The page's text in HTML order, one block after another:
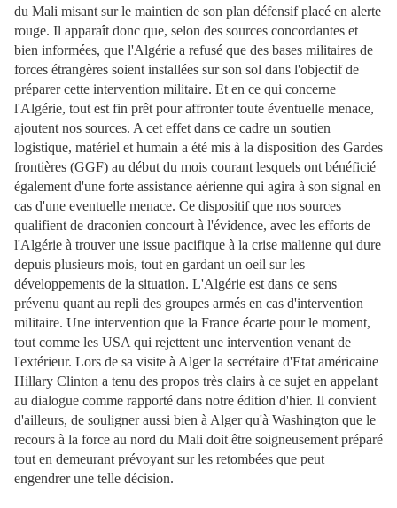
du Mali misant sur le maintien de son plan défensif placé en alerte
rouge. Il apparaît donc que, selon des sources concordantes et
bien informées, que l'Algérie a refusé que des bases militaires de
forces étrangères soient installées sur son sol dans l'objectif de
préparer cette intervention militaire. Et en ce qui concerne
l'Algérie, tout est fin prêt pour affronter toute éventuelle menace,
ajoutent nos sources. A cet effet dans ce cadre un soutien
logistique, matériel et humain a été mis à la disposition des Gardes
frontières (GGF) au début du mois courant lesquels ont bénéficié
également d'une forte assistance aérienne qui agira à son signal en
cas d'une eventuelle menace. Ce dispositif que nos sources
qualifient de draconien concourt à l'évidence, avec les efforts de
l'Algérie à trouver une issue pacifique à la crise malienne qui dure
depuis plusieurs mois, tout en gardant un oeil sur les
développements de la situation. L'Algérie est dans ce sens
prévenu quant au repli des groupes armés en cas d'intervention
militaire. Une intervention que la France écarte pour le moment,
tout comme les USA qui rejettent une intervention venant de
l'extérieur. Lors de sa visite à Alger la secrétaire d'Etat américaine
Hillary Clinton a tenu des propos très clairs à ce sujet en appelant
au dialogue comme rapporté dans notre édition d'hier. Il convient
d'ailleurs, de souligner aussi bien à Alger qu'à Washington que le
recours à la force au nord du Mali doit être soigneusement préparé
tout en demeurant prévoyant sur les retombées que peut
engendrer une telle décision.